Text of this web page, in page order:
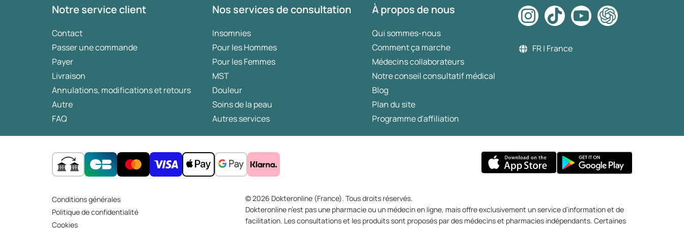
Notre service client
Contact
Passer une commande
Payer
Livraison
Annulations, modifications et retours
Autre
FAQ
Nos services de consultation
Insomnies
Pour les Hommes
Pour les Femmes
MST
Douleur
Soins de la peau
Autres services
À propos de nous
Qui sommes-nous
Comment ça marche
Médecins collaborateurs
Notre conseil consultatif médical
Blog
Plan du site
Programme d'affiliation
FR | France
Conditions générales
Politique de confidentialité
Cookies
© 2026 Dokteronline (France). Tous droits réservés.
Dokteronline n’est pas une pharmacie ou un médecin en ligne, mais offre exclusivement un service d’information et de
facilitation. Les consultations et les produits sont proposés par des médecins et pharmacies indépendants. Certaines